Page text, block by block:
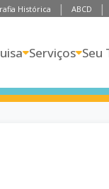
Histórica ABCD
Serviços Seu